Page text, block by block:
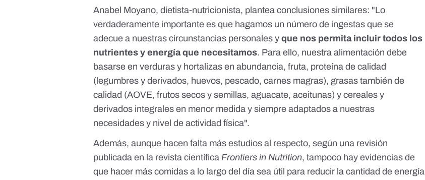
Anabel Moyano, dietista-nutricionista, plantea conclusiones similares: "Lo
verdaderamente importante es que hagamos un número de ingestas que se
adecue a nuestras circunstancias personales yque nos permita incluir todos los
nutrientes y energía que necesitamos. Para ello, nuestra alimentación debe
basarse en verduras y hortalizas en abundancia, fruta, proteína de calidad
(legumbres y derivados, huevos, pescado, carnes magras), grasas también de
calidad (AOVE, frutos secos y semillas, aguacate, aceitunas) y cereales y
derivados integrales en menor medida y siempre adaptados a nuestras
necesidades y nivel de actividad física".
Además, aunque hacen falta más estudios al respecto, según una revisión
publicada en la revista científicaFrontiers in Nutrition, tampoco hay evidencias de
que hacer más comidas a lo largo del día sea útil para reducir la cantidad de energía